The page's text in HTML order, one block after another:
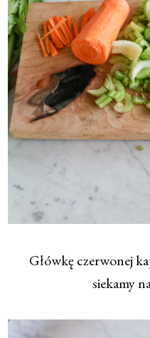
Główkę czerwonej
siekamy